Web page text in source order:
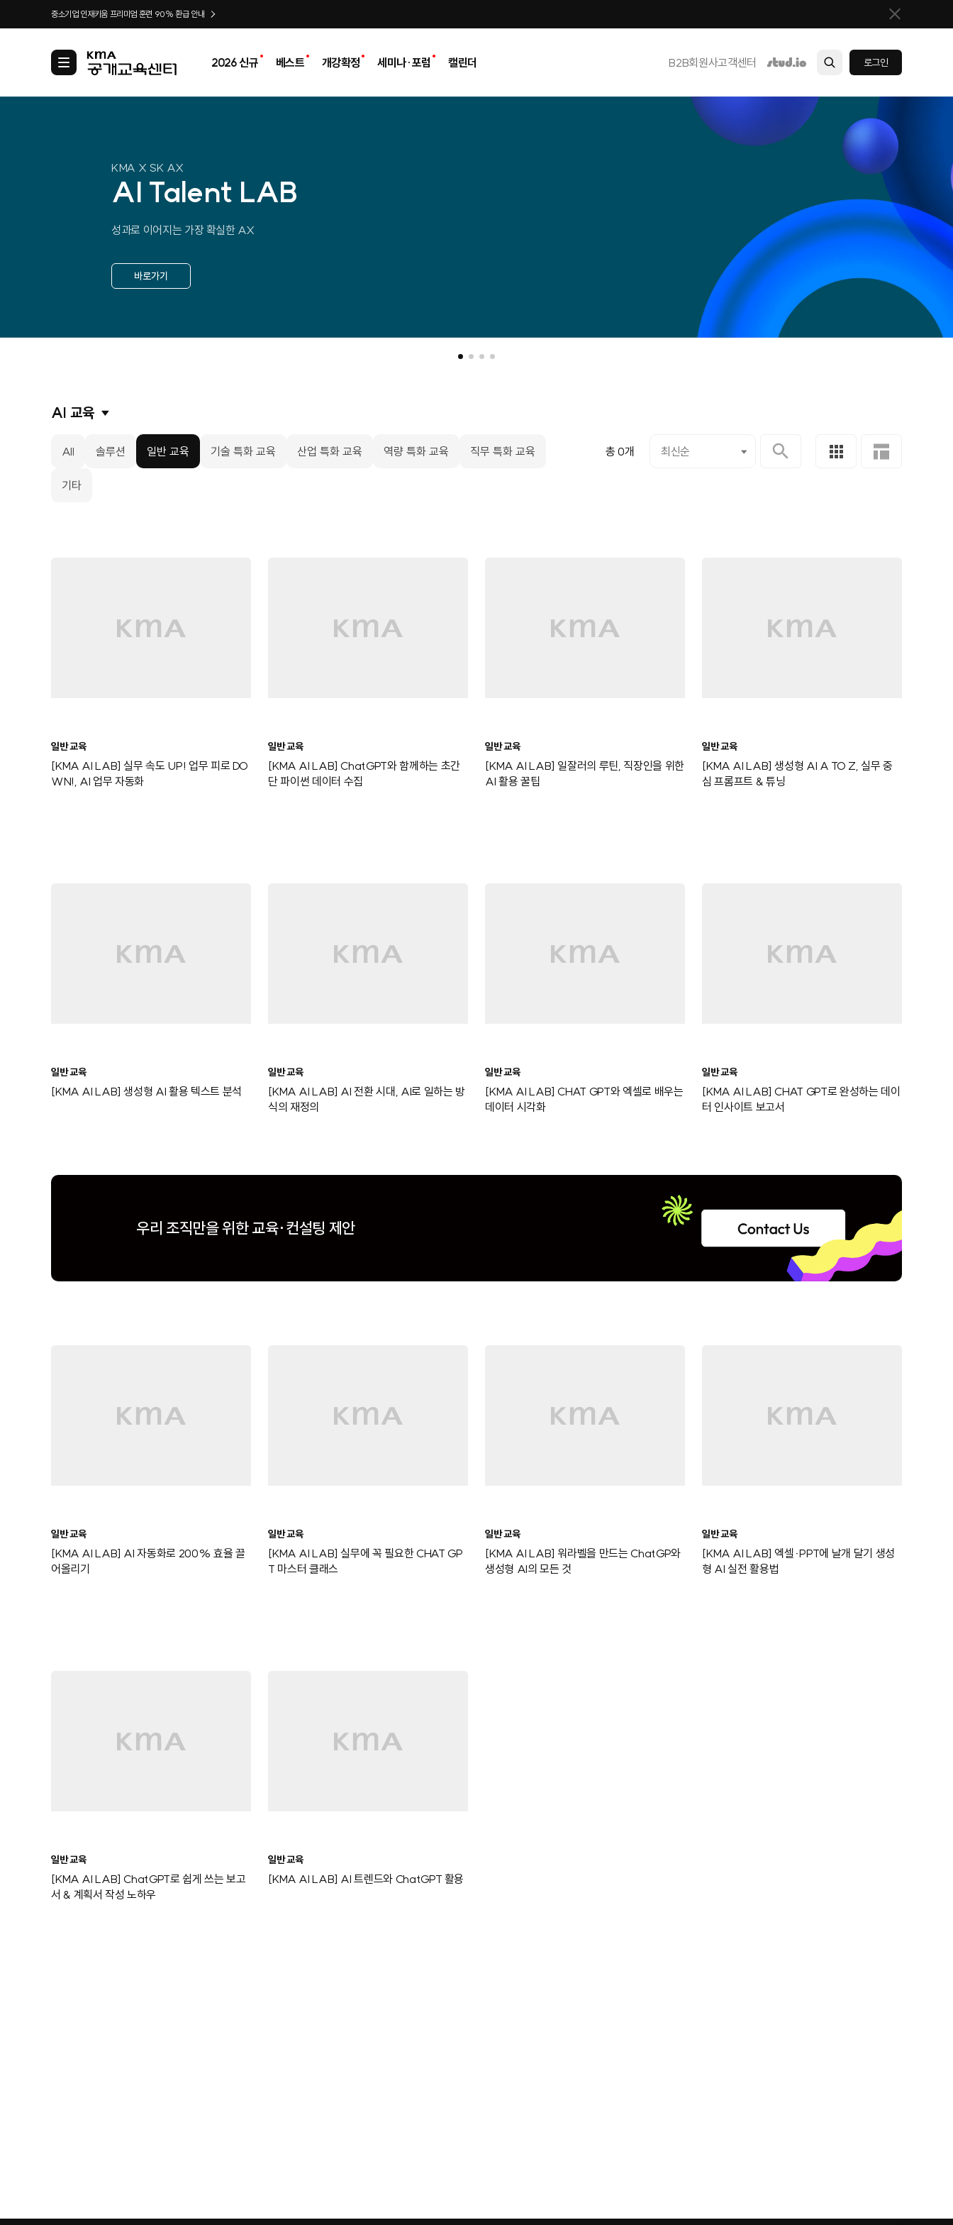
중소기업 인재키움 프리미엄 훈련 90% 환급 안내
카
테
2026 신규 베스트 개강확정 세미나·포럼 캘린더 B2B회원사고객센터 로그인
AI 교육
All 솔루션 일반 교육 기술 특화 교육 산업 특화 교육 역량 특화 교육 직무 특화 교육
기타
총0개 최신순
일반 교육
[KMA AI LAB] 실무 속도 UP! 업무 피로 DO
WN!, AI 업무 자동화
일반 교육
[KMA AI LAB] ChatGPT와 함께하는 초간
단 파이썬 데이터 수집
일반 교육
[KMA AI LAB] 일잘러의 루틴, 직장인을 위한
AI 활용 꿀팁
일반 교육
[KMA AI LAB] 생성형 AI A TO Z, 실무 중
심 프롬프트 & 튜닝
일반 교육
[KMA AI LAB] 생성형 AI 활용 텍스트 분석
일반 교육
[KMA AI LAB] AI 전환 시대, AI로 일하는 방
식의 재정의
일반 교육
[KMA AI LAB] CHAT GPT와 엑셀로 배우는
데이터 시각화
일반 교육
[KMA AI LAB] CHAT GPT로 완성하는 데이
터 인사이트 보고서
우리 조직만을 위한교육·컨설팅 제안
우리 조직만을 위한교육·컨설팅 제안
우리 조직만을 위한교육·컨설팅 제안
일반 교육
[KMA AI LAB] AI 자동화로 200% 효율 끌
어올리기
일반 교육
[KMA AI LAB] 실무에 꼭 필요한 CHAT GP
T 마스터 클래스
일반 교육
[KMA AI LAB] 워라벨을 만드는 ChatGP와
생성형 AI의 모든 것
일반 교육
[KMA AI LAB] 엑셀·PPT에 날개 달기 생성
형 AI 실전 활용법
일반 교육
[KMA AI LAB] ChatGPT로 쉽게 쓰는 보고
서 & 계획서 작성 노하우
일반 교육
[KMA AI LAB] AI 트렌드와 ChatGPT 활용